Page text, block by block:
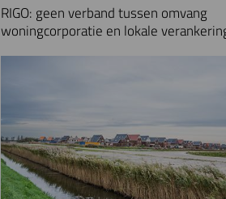
RIGO: geen verband tussen omvang
woningcorporatie en lokale